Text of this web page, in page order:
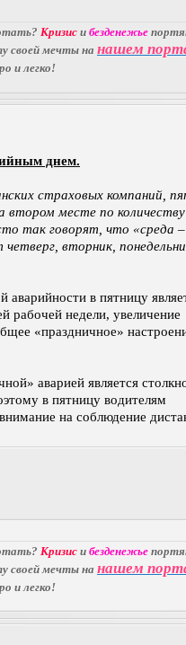
Кризис и безденежье
своей мечты на нашем
и легко!
днем.
страховых компаний,
втором месте по
так говорят, что «среда
вторник,
в пятницу
рабочей недели, увеличение
«праздничное»
аварией является
в пятницу водителям
на соблюдение
Кризис и безденежье
своей мечты на нашем
и легко!